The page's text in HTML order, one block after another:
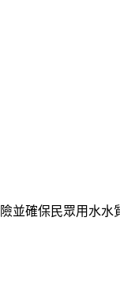
並確保民眾用水